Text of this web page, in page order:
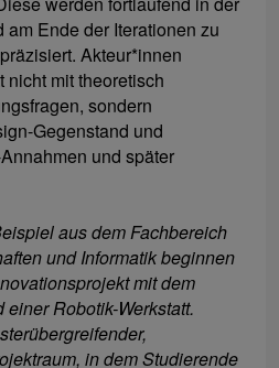
am Ende der Iterationen zu
präzisiert. Akteur*innen
nicht mit theoretisch
sondern
Gegenstand und
und später
aus dem Fachbereich
und Informatik beginnen
mit dem
Robotik-Werkstatt.
in dem Studierende